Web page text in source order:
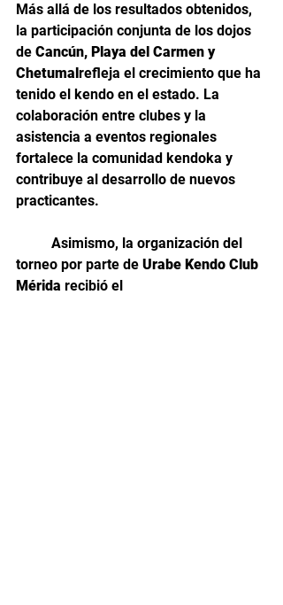
Más allá de los resultados obtenidos,
la participación conjunta de los dojos
de Cancún, Playa del Carmen y
Chetumalrefleja el crecimiento que ha
tenido el kendo en el estado. La
colaboración entre clubes y la
asistencia a eventos regionales
fortalece la comunidad kendoka y
contribuye al desarrollo de nuevos
practicantes.
torneo por parte de Urabe Kendo Club
Mérida recibió el